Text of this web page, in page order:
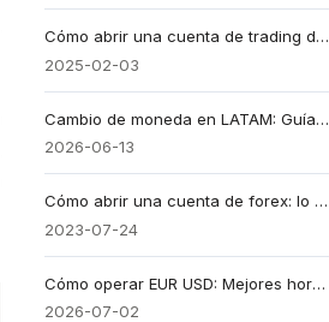
Cómo abrir una cuenta de trading de Forex con EBC
2025-02-03
Cambio de moneda en LATAM: Guía de trading y finanzas en 2026
2026-06-13
Cómo abrir una cuenta de forex: lo que debes saber
2023-07-24
Cómo operar EUR USD: Mejores horarios, spreads y tamaño
2026-07-02